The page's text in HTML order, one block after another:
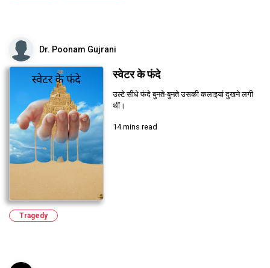
Dr. Poonam Gujrani
स्वेटर के फंदे
उल्टे सीधे फंदे बुनते-बुनते उसकी कलाइयां दुखने लगी
थीं।
14 mins read
Tragedy